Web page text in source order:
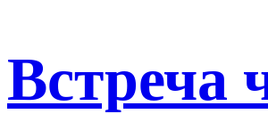
Встреча